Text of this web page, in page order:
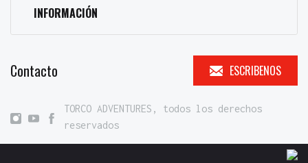
INFORMACIÓN
Contacto ESCRIBENOS
TORCO ADVENTURES, todos los derechos
reservados